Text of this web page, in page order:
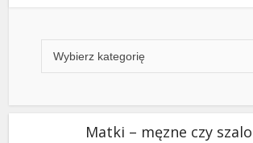
Matki – męzne czy